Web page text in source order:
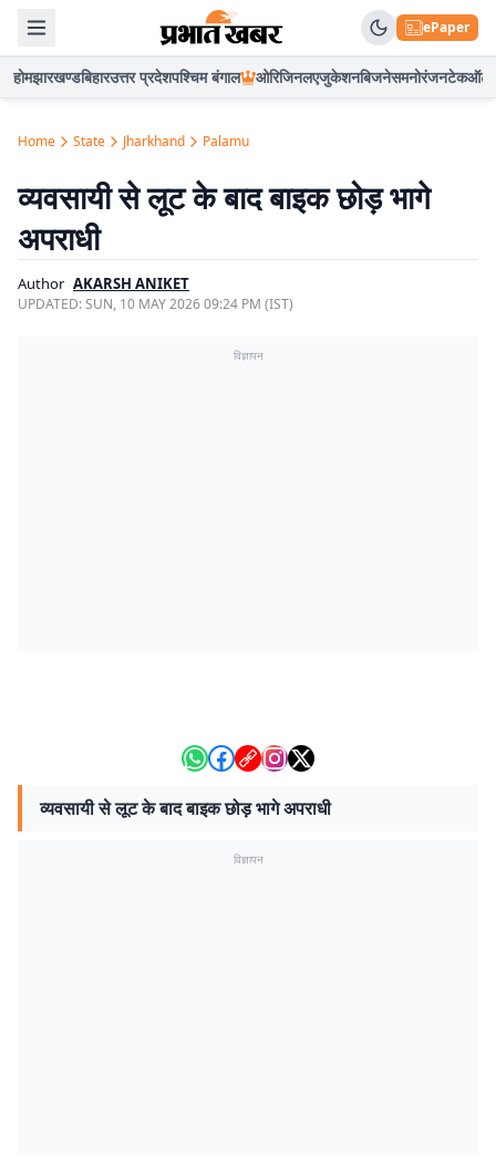
ePaper
होमझारखण्डबिहारउत्तर प्रदेशपश्चिम बंगाल ओरिजिनलएजुकेशनबिजनेसमनोरंजनटेकऑटो
Home State Jharkhand Palamu
व्यवसायी से लूट के बाद बाइक छोड़ भागे
अपराधी
Author AKARSH ANIKET
UPDATED:SUN, 10 MAY 2026 09:24 PM (IST)
विज्ञापन
व्यवसायी से लूट के बाद बाइक छोड़ भागे अपराधी
विज्ञापन